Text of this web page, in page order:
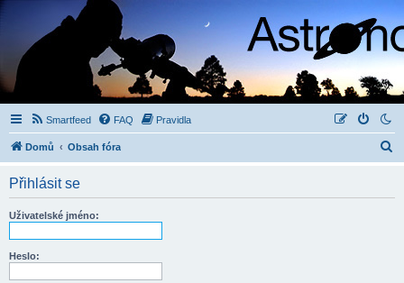
Smartfeed FAQ Pravidla
Domů Obsah fóra
Přihlásit se
Uživatelské jméno:
Heslo: